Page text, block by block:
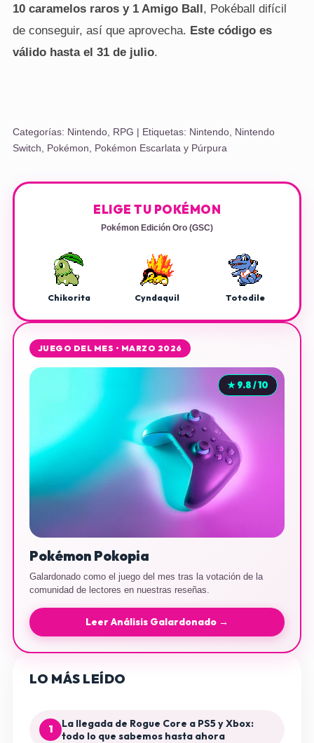
10 caramelos raros y 1 Amigo Ball, Pokéball difícil
de conseguir, así que aprovecha. Este código es
válido hasta el 31 de julio.
Categorías: Nintendo, RPG | Etiquetas: Nintendo, Nintendo
Switch, Pokémon, Pokémon Escarlata y Púrpura
ELIGE TU POKÉMON
Pokémon Edición Oro (GSC)
Chikorita Cyndaquil Totodile
JUEGO DEL MES • MARZO 2026
★ 9.8 / 10
Pokémon Pokopia
Galardonado como el juego del mes tras la votación de la
comunidad de lectores en nuestras reseñas.
Leer Análisis Galardonado →
LO MÁS LEÍDO
1
La llegada de Rogue Core a PS5 y Xbox:
todo lo que sabemos hasta ahora